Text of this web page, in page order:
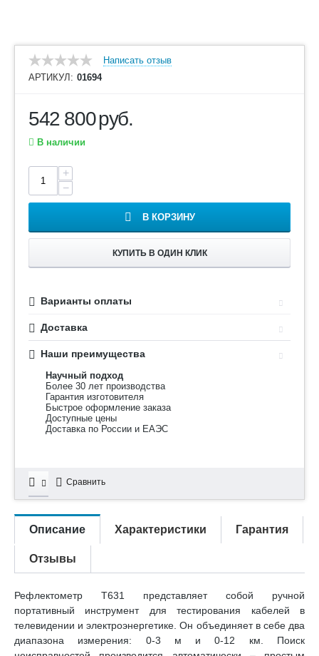
Написать отзыв
АРТИКУЛ: 01694
542 800руб.
В наличии
+
−
В КОРЗИНУ
КУПИТЬ В ОДИН КЛИК
Варианты оплаты
Доставка
Наши преимущества
Научный подход
Более 30 лет производства
Гарантия изготовителя
Быстрое оформление заказа
Доступные цены
Доставка по России и ЕАЭС
Сравнить
Описание Характеристики Гарантия
Отзывы
Рефлектометр Т631 представляет собой ручной
портативный инструмент для тестирования кабелей в
телевидении и электроэнергетике. Он объединяет в себе два
диапазона измерения: 0-3 м и 0-12 км. Поиск